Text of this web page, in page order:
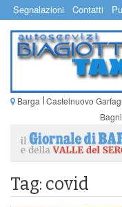
Segnalazioni Contatti
Barga Castelnuovo
Tag: covid